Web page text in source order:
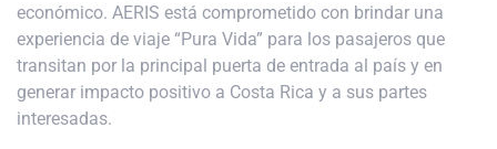
económico. AERIS está comprometido con brindar una
experiencia de viaje “Pura Vida” para los pasajeros que
transitan por la principal puerta de entrada al país y en
generar impacto positivo a Costa Rica y a sus partes
interesadas.